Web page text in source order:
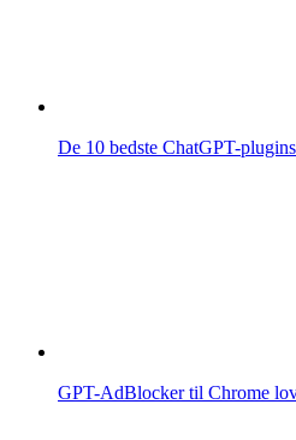
De 10 bedste ChatGPT-
GPT-AdBlocker til Chrome